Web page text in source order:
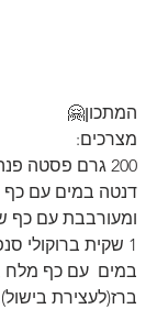
המתכון🤗
מצרכים:
200 גרם פסטה
דנטה במים עם כף
ומעורבבת עם כף
1 שקית ברוקולי
במים  עם כף מלח
ברז(לעצירת